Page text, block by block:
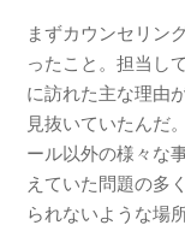
まずカウンセリン
ったこと。担当し
に訪れた主な理由
見抜いていたんだ
ール以外の様々な
えていた問題の多
られないような場